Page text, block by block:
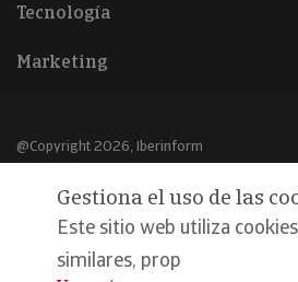
Tecnología
Marketing
@Copyright 2026, Iberinform
Aviso legal
Política de cookies
Declaración de privacidad
Gestiona el uso de las
Este sitio web utiliza
similares, prop